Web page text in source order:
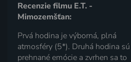
Recenzie filmu E.T. -
Mimozemšťan:
Prvá hodina je výborná, plná
atmosféry (5*). Druhá hodina sú
prehnané emócie a zvrhen sa to